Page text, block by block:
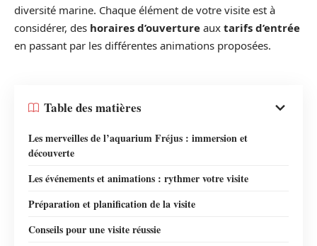
diversité marine. Chaque élément de votre visite est à
considérer, des horaires d’ouverture aux tarifs d’entrée
en passant par les différentes animations proposées.
Table des matières
Les merveilles de l’aquarium Fréjus : immersion et
découverte
Les événements et animations : rythmer votre visite
Préparation et planification de la visite
Conseils pour une visite réussie